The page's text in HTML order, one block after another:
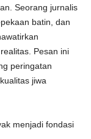
Seorang jurnalis
batin, dan
Pesan ini
peringatan
jiwa
menjadi fondasi